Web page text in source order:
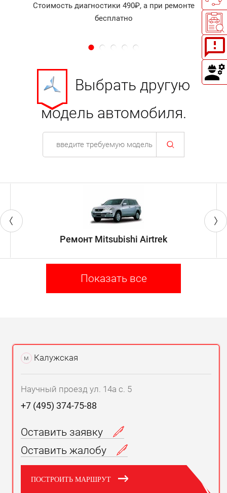
Стоимость диагностики 490₽, а при ремонте
бесплатно
Выбрать другую
модель автомобиля.
Ремонт Mitsubishi Airtrek
Показать все
м Калужская
Научный проезд ул. 14а с. 5
+7 (495) 374-75-88
Оставить заявку
Оставить жалобу
ПОСТРОИТЬ МАРШРУТ